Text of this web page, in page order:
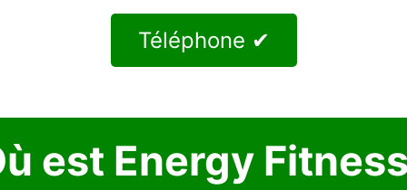
Téléphone ✔
est Energy